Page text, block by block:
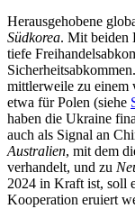
Herausgehobene
Südkorea. Mit beiden
tiefe
mitt­lerweile zu einem
etwa für Polen (siehe
haben die Ukraine
auch als Signal an
Australien, mit dem
verhandelt, und zu
2024 in Kraft ist, soll
Kooperation eruiert